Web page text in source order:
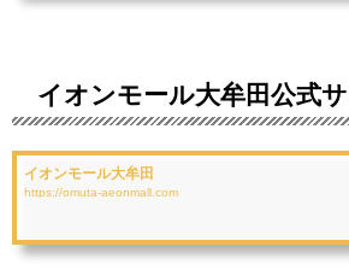
イオンモール大牟田公式サ
イオンモール大牟田
https://omuta-aeonmall.com